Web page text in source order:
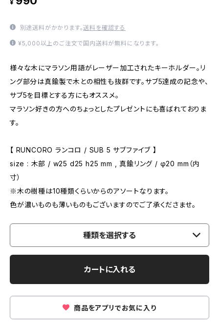
¥
別途送料がかかります。送料を確認する
¥5,000以上のご注文で国内送料が無料になります。
様々な木にマラソン用語がレーザー加工されたキーホルダー。リ
ング部分は真鍮製で木との相性も抜群です。サブ5達成の記念や、
サブ5を目標とする方にもオススメ。
マラソン好きの方へのちょっとしたプレゼントにも喜ばれておりま
す。
【 RUNCORO ランコロ / SUB 5 サブファイブ 】
size : 木部 / w25 d25 h25 mm , 真鍮リング / φ20 mm（内
寸）
※木の樹種は10種類くらいからのアソートなります。
色が濃いものも薄いものもございますのでご了承くださませ。
種類を選択する
カートに入れる
商品をアプリでお気に入り